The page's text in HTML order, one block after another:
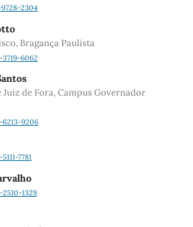
2304
Bragança Paulista
6062
de Fora, Campus Governador
9206
7781
1329